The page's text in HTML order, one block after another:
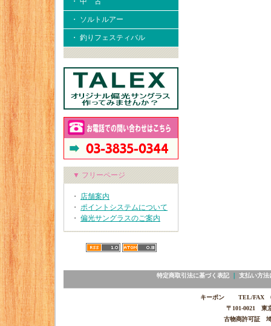
・ ソルトルアー
・ 釣りフェスティバル
▼ フリーページ
・ 店舗案内
・ ポイントシステムについて
・ 偏光サングラスのご案内
特定商取引法に基づく表記｜ 支払い方法
キーポン TEL/FAX
〒101-0021 東
古物商許可証